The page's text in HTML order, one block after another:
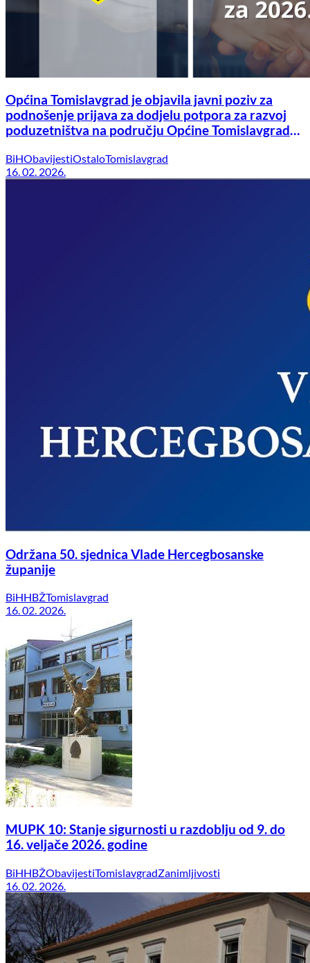
Općina Tomislavgrad je objavila javni poziv za
podnošenje prijava za dodjelu potpora za razvoj
poduzetništva na području Općine Tomislavgrad
BiHObavijestiOstaloTomislavgrad
16. 02. 2026.
Održana 50. sjednica Vlade Hercegbosanske
županije
BiHHBŽTomislavgrad
16. 02. 2026.
MUPK 10: Stanje sigurnosti u razdoblju od 9. do
16. veljače 2026. godine
BiHHBŽObavijestiTomislavgradZanimljivosti
16. 02. 2026.